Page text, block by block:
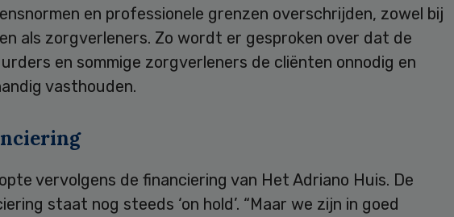
en professionele grenzen overschrijden, zowel bij
als zorgverleners. Zo wordt er gesproken over dat de
en sommige zorgverleners de cliënten onnodig en
vasthouden.
vervolgens de financiering van Het Adriano Huis. De
staat nog steeds ‘on hold’. “Maar we zijn in goed